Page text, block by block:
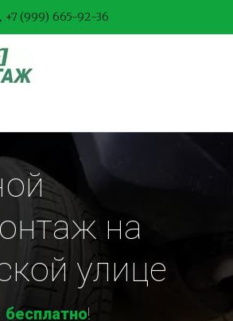
+7 (999) 665-92-36
на
улице
бесплатно!